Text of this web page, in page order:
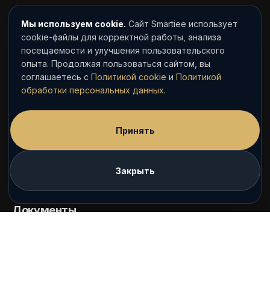
Контакты
Внешние профили
Профиль на Clutch
Контакты
info@smartiee.ru
Написать в Telegram
Документы
Мы используем cookie. Сайт Smartiee использует
cookie-файлы для корректной работы, анализа
посещаемости и улучшения пользовательского
опыта. Продолжая пользоваться сайтом, вы
соглашаетесь с Политикой cookie и Политикой
обработки персональных данных.
Принять
Закрыть